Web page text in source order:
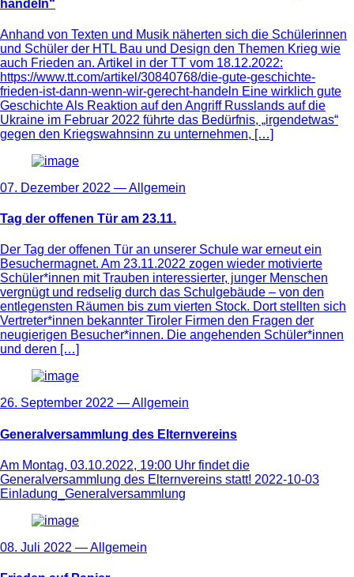
handeln“
Anhand von Texten und Musik näherten sich die Schülerinnen
und Schüler der HTL Bau und Design den Themen Krieg wie
auch Frieden an. Artikel in der TT vom 18.12.2022:
https://www.tt.com/artikel/30840768/die-gute-geschichte-
frieden-ist-dann-wenn-wir-gerecht-handeln Eine wirklich gute
Geschichte Als Reaktion auf den Angriff Russlands auf die
Ukraine im Februar 2022 führte das Bedürfnis, „irgendetwas“
gegen den Kriegswahnsinn zu unternehmen, […]
07. Dezember 2022 —Allgemein
Tag der offenen Tür am 23.11.
Der Tag der offenen Tür an unserer Schule war erneut ein
Besuchermagnet. Am 23.11.2022 zogen wieder motivierte
Schüler*innen mit Trauben interessierter, junger Menschen
vergnügt und redselig durch das Schulgebäude – von den
entlegensten Räumen bis zum vierten Stock. Dort stellten sich
Vertreter*innen bekannter Tiroler Firmen den Fragen der
neugierigen Besucher*innen. Die angehenden Schüler*innen
und deren […]
26. September 2022 —Allgemein
Generalversammlung des Elternvereins
Am Montag, 03.10.2022, 19:00 Uhr findet die
Generalversammlung des Elternvereins statt! 2022-10-03
Einladung_Generalversammlung
08. Juli 2022 —Allgemein